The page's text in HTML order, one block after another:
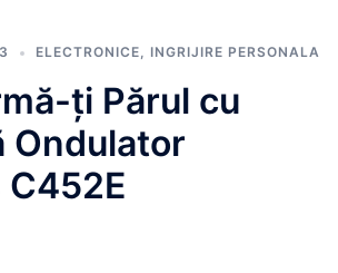
ELECTRONICE, INGRIJIRE PERSONALA
ți Părul cu
Ondulator
C452E